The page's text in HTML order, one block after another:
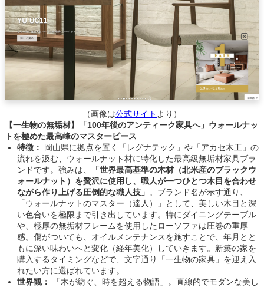
（画像は公式サイト より）
【一生物の無垢材】「100年後のアンティーク家具へ」ウォールナッ
トを極めた最高峰のマスターピース
特徴：
岡山県に拠点を置く「レグナテック」や「アカセ木工」の
流れを汲む、ウォールナット材に特化した最高級無垢材家具ブラ
ンドです。強みは、
「世界最高基準の木材（北米産のブラックウ
ォールナット）を贅沢に使用し、職人が一つひとつ木目を合わせ
ながら作り上げる圧倒的な職人技」 。ブランド名が示す通り、
「ウォールナットのマスター（達人）」として、美しい木目と深
い色合いを極限まで引き出しています。特にダイニングテーブル
や、極厚の無垢材フレームを使用したローソファは圧巻の重厚
感。傷がついても、オイルメンテナンスを施すことで、年月とと
もに深い味わいへと変化（経年美化）していきます。新築の家を
購入するタイミングなどで、文字通り「一生物の家具」を迎え入
れたい方に選ばれています。
世界観：
「木が紡ぐ、時を超える物語」。直線的でモダンな美し